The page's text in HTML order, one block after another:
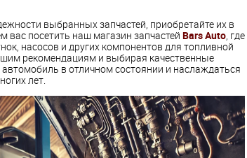
выбранных запчастей, приобретайте их в
посетить наш магазин запчастей Bars Auto, где
насосов и других компонентов для топливной
рекомендациям и выбирая качественные
в отличном состоянии и наслаждаться
лет.